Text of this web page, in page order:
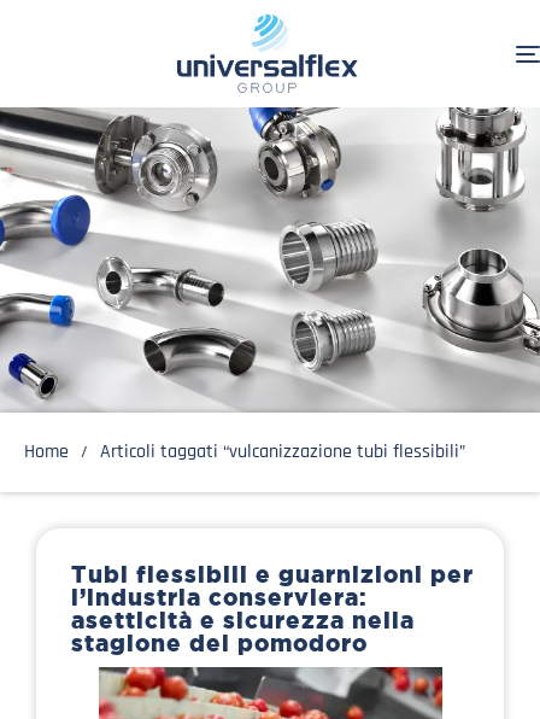
Home Articoli taggati “vulcanizzazione tubi flessibili”
Tubi flessibili e guarnizioni per
l’industria conserviera:
asetticità e sicurezza nella
stagione del pomodoro